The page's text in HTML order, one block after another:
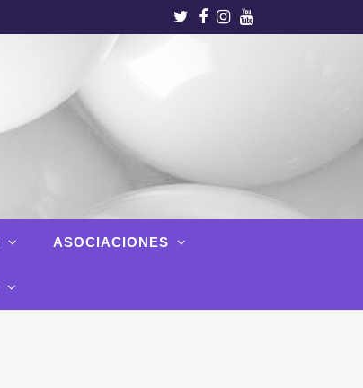
Twitter
Facebook
Instagram
Youtube
ASOCIACIONES